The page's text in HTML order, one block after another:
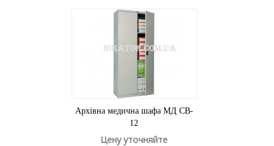
Архівна медична шафа МД CB-
12
Цену уточняйте